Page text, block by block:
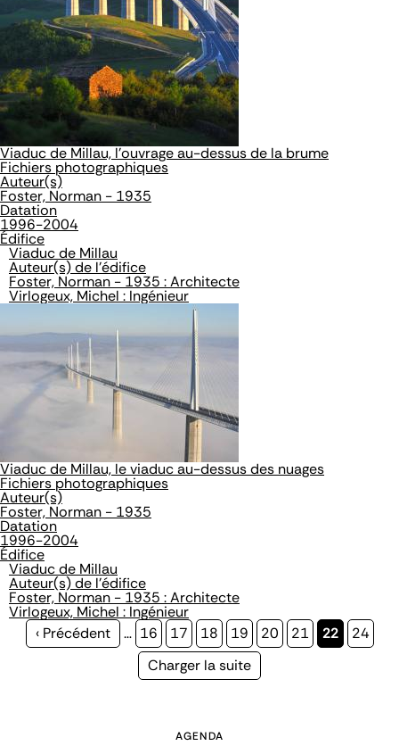
Viaduc de Millau, l'ouvrage au-dessus de la brume
Fichiers photographiques
Auteur(s)
Foster, Norman - 1935
Datation
1996-2004
Édifice
Viaduc de Millau
Auteur(s) de l'édifice
Foster, Norman - 1935 : Architecte
Virlogeux, Michel : Ingénieur
Viaduc de Millau, le viaduc au-dessus des nuages
Fichiers photographiques
Auteur(s)
Foster, Norman - 1935
Datation
1996-2004
Édifice
Viaduc de Millau
Auteur(s) de l'édifice
Foster, Norman - 1935 : Architecte
Virlogeux, Michel : Ingénieur
Page
‹ Précédent … Page
16 Page
17 Page
18 Page
19 Page
20 Page
21
Page
22 Page
24
Page
Charger la suite
AGENDA